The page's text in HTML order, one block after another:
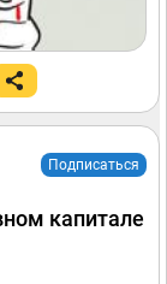
Подписаться
капитале